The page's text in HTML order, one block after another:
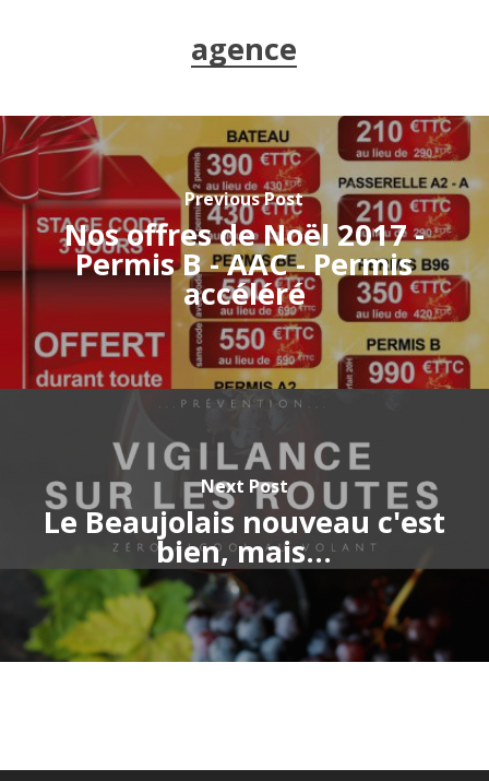
agence
Previous Post
Nos offres de Noël 2017 -
Permis B - AAC - Permis
accéléré
Next Post
Le Beaujolais nouveau c'est
bien, mais...